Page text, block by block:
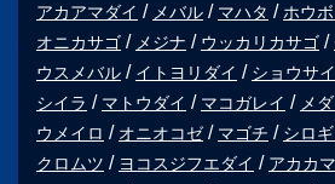
アカアマダイ
メバル マハタ ホウ
オニカサゴ
メジナ ウッカリカサゴ
ウスメバル
イトヨリダイ ショウサ
シイラ
マトウダイ マコガレイ メ
ウメイロ
オニオコゼ マゴチ シロ
クロムツ
ヨコスジフエダイ アカカ